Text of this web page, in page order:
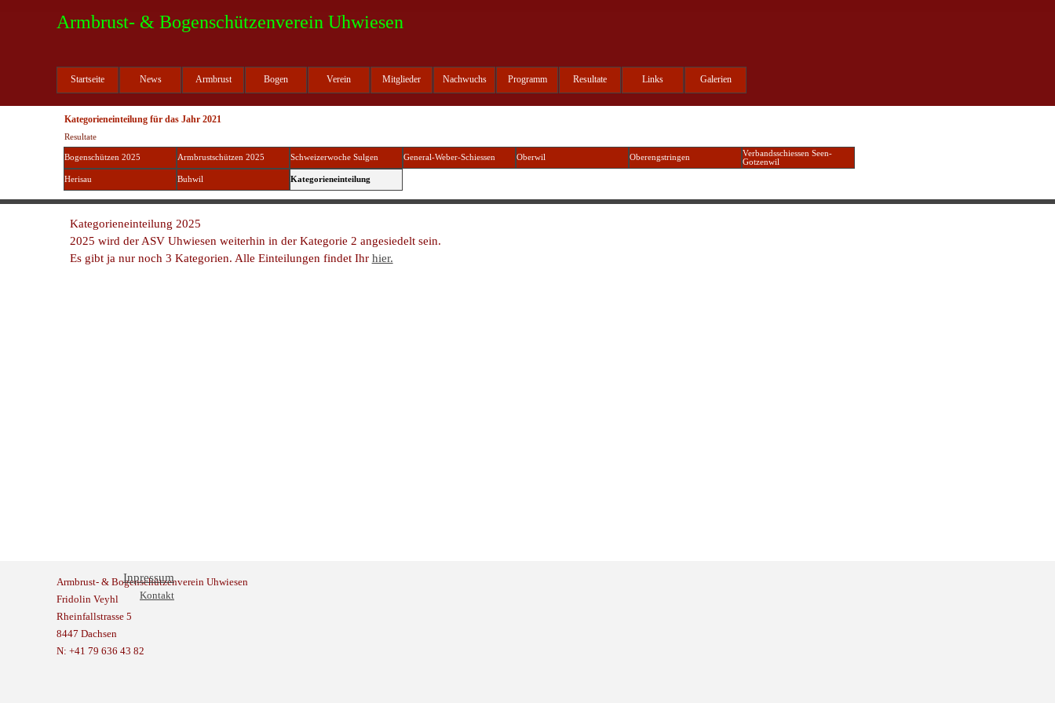
Menü überspringen
Startseite News Armbrust Bogen Verein ▼
Mitglieder ▼
Nachwuchs Programm Resultate ▼
Links Galerien
Armbrust- & Bogenschützenverein Uhwiesen
Kategorieneinteilung für das Jahr 2021
Resultate
Menü überspringen
Bogenschützen 2025 Armbrustschützen 2025 Schweizerwoche Sulgen General-Weber-Schiessen Oberwil Oberengstringen
Verbandsschiessen Seen-
Gotzenwil
Herisau
Buhwil Kategorieneinteilung
Kategorieneinteilung 2025
2025 wird der ASV Uhwiesen weiterhin in der Kategorie 2 angesiedelt sein.
Es gibt ja nur noch 3 Kategorien. Alle Einteilungen findet Ihr hier.
Armbrust- & Bogenschützenverein Uhwiesen
Fridolin Veyhl
Rheinfallstrasse 5
8447 Dachsen
N: +41 79 636 43 82
Inpressum
Kontakt